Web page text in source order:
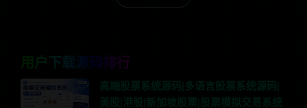
用户下载源码排行
高端股票系统源码|多语言股票系统源码|
美股|港股|新加坡股票|股票模拟交易系统